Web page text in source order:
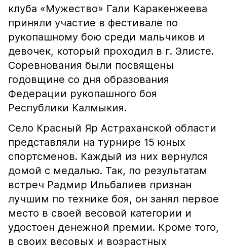
клуба «Мужество» Гали Каракенжеева
приняли участие в фестивале по
рукопашному бою среди мальчиков и
девочек, который проходил в г. Элисте.
Соревнования были посвящены
годовщине со дня образования
Федерации рукопашного боя
Республики Калмыкия.
Село Красный Яр Астраханской области
представляли на турнире 15 юных
спортсменов. Каждый из них вернулся
домой с медалью. Так, по результатам
встреч Радмир Ильбалиев признан
лучшим по технике боя, он занял первое
место в своей весовой категории и
удостоен денежной премии. Кроме того,
в своих весовых и возрастных